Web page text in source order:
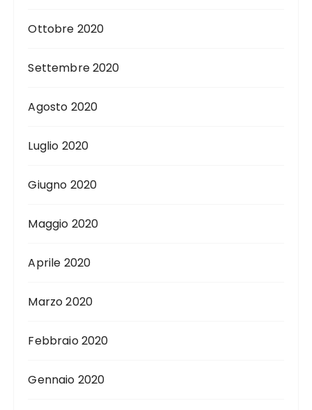
Ottobre 2020
Settembre 2020
Agosto 2020
Luglio 2020
Giugno 2020
Maggio 2020
Aprile 2020
Marzo 2020
Febbraio 2020
Gennaio 2020